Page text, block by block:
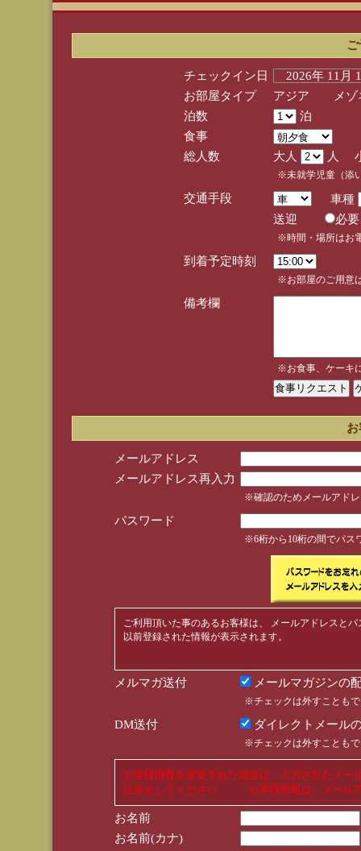
チェックイン日
2026年 11
お部屋タイプ
アジア メゾネ
泊数
泊
食事
総人数
大人 人
※未就学児童（添
交通手段
車種
送迎
※時間・場所はお
到着予定時刻
※お部屋のご用意
備考欄
※お食事、ケーキ
メールアドレス
メールアドレス再入力
※確認のためメールアド
パスワード
※6桁から10桁の間でパス
ご利用頂いた事のあるお客様は、 メールアドレスと
以前登録された情報が表示されます。
メルマガ送付 メールマガジンの
※チェックは外すことも
DM送付 ダイレクトメール
※チェックは外すことも
お客様情報を変更された場合は、入力されたメ
注意をしてください。 お客様情報は、メール
お名前
お名前(カナ)